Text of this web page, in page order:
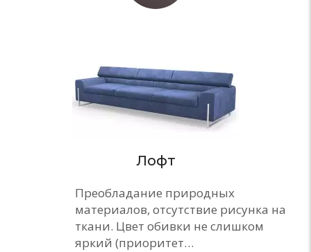
Лофт
Преобладание природных
материалов, отсутствие рисунка на
ткани. Цвет обивки не слишком
яркий (приоритет…